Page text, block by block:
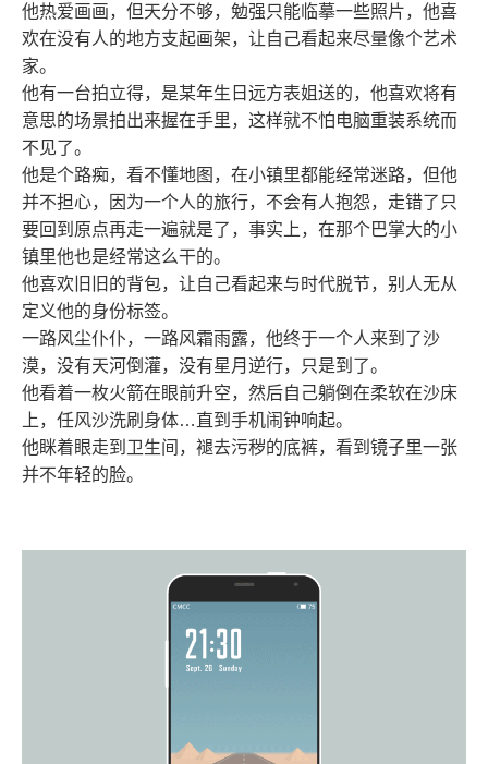
他热爱画画，但天分不够，勉强只能临摹一些照片，他喜
欢在没有人的地方支起画架，让自己看起来尽量像个艺术
家。
他有一台拍立得，是某年生日远方表姐送的，他喜欢将有
意思的场景拍出来握在手里，这样就不怕电脑重装系统而
不见了。
他是个路痴，看不懂地图，在小镇里都能经常迷路，但他
并不担心，因为一个人的旅行，不会有人抱怨，走错了只
要回到原点再走一遍就是了，事实上，在那个巴掌大的小
镇里他也是经常这么干的。
他喜欢旧旧的背包，让自己看起来与时代脱节，别人无从
定义他的身份标签。
一路风尘仆仆，一路风霜雨露，他终于一个人来到了沙
漠，没有天河倒灌，没有星月逆行，只是到了。
他看着一枚火箭在眼前升空，然后自己躺倒在柔软在沙床
上，任风沙洗刷身体…直到手机闹钟响起。
他眯着眼走到卫生间，褪去污秽的底裤，看到镜子里一张
并不年轻的脸。